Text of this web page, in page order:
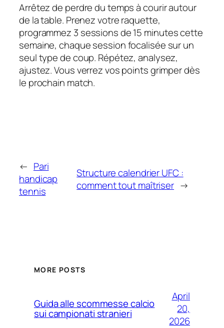
Arrêtez de perdre du temps à courir autour
de la table. Prenez votre raquette,
programmez 3 sessions de 15 minutes cette
semaine, chaque session focalisée sur un
seul type de coup. Répétez, analysez,
ajustez. Vous verrez vos points grimper dès
le prochain match.
← Pari
handicap
tennis
Structure calendrier UFC :
comment tout maîtriser →
MORE POSTS
Guida alle scommesse calcio
sui campionati stranieri
April
20,
2026